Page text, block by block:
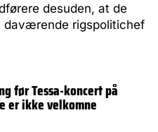
desuden, at de
rigspolitichef
før Tessa-koncert på
er ikke velkomne